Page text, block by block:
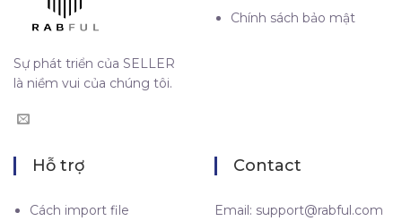
Sự phát triển của SELLER
là niềm vui của chúng tôi.
Chính sách bảo mật
Hỗ trợ
Cách import file
Contact
Email: support@rabful.com